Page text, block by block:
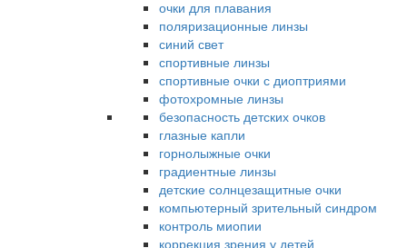
очки для плавания
поляризационные линзы
синий свет
спортивные линзы
спортивные очки с диоптриями
фотохромные линзы
безопасность детских очков
глазные капли
горнолыжные очки
градиентные линзы
детские солнцезащитные очки
компьютерный зрительный синдром
контроль миопии
коррекция зрения у детей